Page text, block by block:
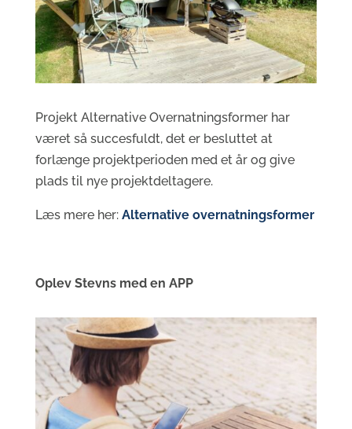
Projekt Alternative Overnatningsformer har
været så succesfuldt, det er besluttet at
forlænge projektperioden med et år og give
plads til nye projektdeltagere.
Læs mere her: Alternative overnatningsformer
Oplev Stevns med en APP